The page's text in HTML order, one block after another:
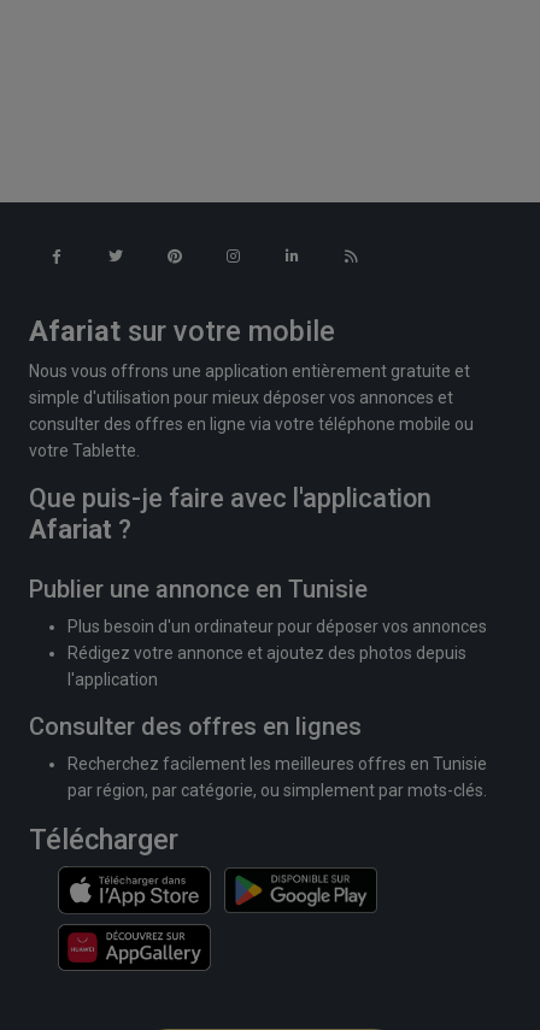
Afariat sur votre mobile
Nous vous offrons une application entièrement gratuite et
simple d'utilisation pour mieux déposer vos annonces et
consulter des offres en ligne via votre téléphone mobile ou
votre Tablette.
Que puis-je faire avec l'application
Afariat ?
Publier une annonce en Tunisie
Plus besoin d'un ordinateur pour déposer vos annonces
Rédigez votre annonce et ajoutez des photos depuis
l'application
Consulter des offres en lignes
Recherchez facilement les meilleures offres en Tunisie
par région, par catégorie, ou simplement par mots-clés.
Télécharger